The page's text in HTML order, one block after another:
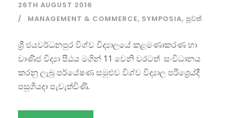
26TH AUGUST 2016
MANAGEMENT & COMMERCE, SYMPOSIA, පුවත්
ශ්‍රී ජයවර්ධනපුර විශ්ව විද්‍යාලයේ කළමණාකරණ හා
වාණිජ විද්‍යා පීඨය මගින් 11 වෙනි වරටත් සංවිධානය
කරනු ලැබූ පර්යේෂණ සමුළුව විශ්ව විද්‍යාල පරිශ්‍රෙය්දී
පසුගියදා පැවැත්විණි.